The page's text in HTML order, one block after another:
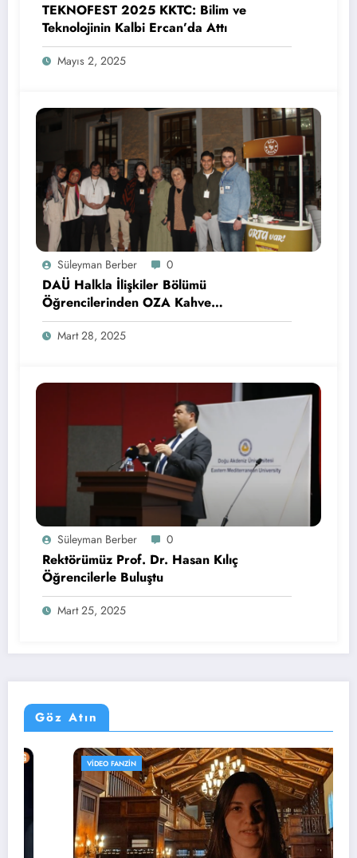
TEKNOFEST 2025 KKTC: Bilim ve
Teknolojinin Kalbi Ercan’da Attı
Mayıs 2, 2025
Süleyman Berber 0
DAÜ Halkla İlişkiler Bölümü
Öğrencilerinden OZA Kahve
Sponsorluğunda Lezzetli Bir Etkinlik
Mart 28, 2025
Süleyman Berber 0
Rektörümüz Prof. Dr. Hasan Kılıç
Öğrencilerle Buluştu
Mart 25, 2025
Göz Atın
VIDEO FANZIN